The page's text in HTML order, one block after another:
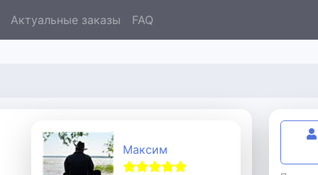
Актуальные заказы FAQ
Максим